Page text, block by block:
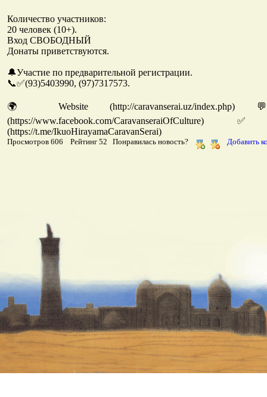
Количество участников:
20 человек (10+).
Вход СВОБОДНЫЙ
Донаты приветствуются.
🔔Участие по предварительной регистрации.
📞✅(93)5403990, (97)7317573.
🌍 Website (http://caravanserai.uz/
(https://www.facebook.com/
(https://t.me/IkuoHirayamaCaravanSerai)
Просмотров 606 Рейтинг 52 Понравилась новость? Добавить